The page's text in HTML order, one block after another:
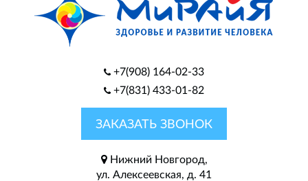
+7(908) 164-02-33
+7(831) 433-01-82
ЗАКАЗАТЬ ЗВОНОК
Нижний Новгород,
ул. Алексеевская, д. 41